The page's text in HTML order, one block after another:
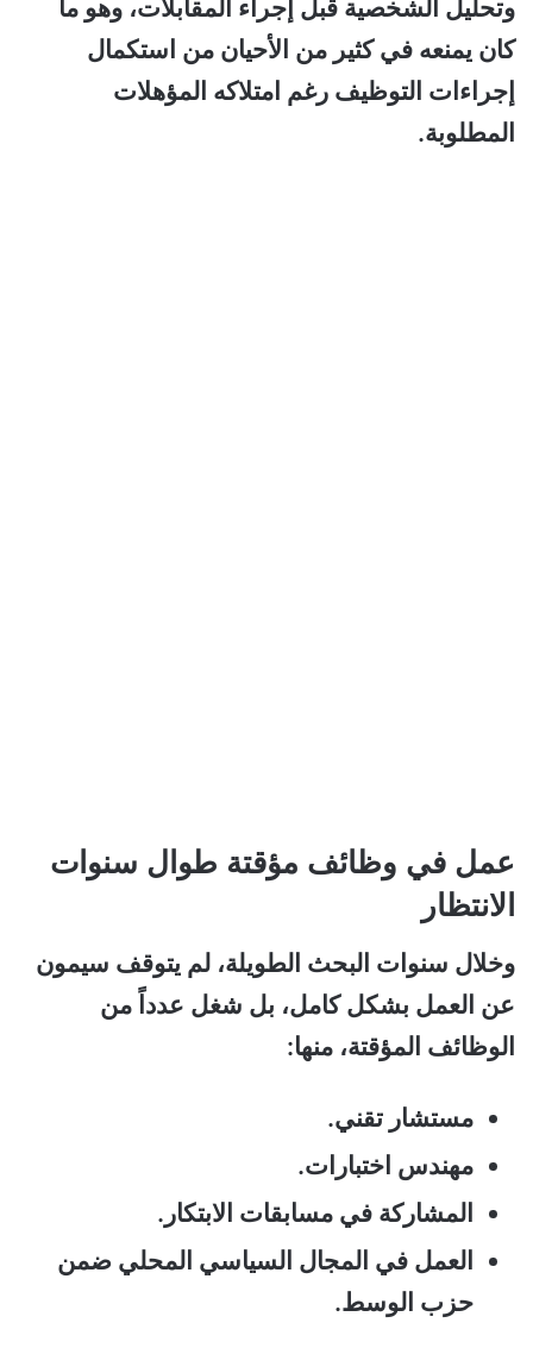
وتحليل الشخصية قبل إجراء المقابلات، وهو ما
كان يمنعه في كثير من الأحيان من استكمال
إجراءات التوظيف رغم امتلاكه المؤهلات
المطلوبة.
عمل في وظائف مؤقتة طوال سنوات
الانتظار
وخلال سنوات البحث الطويلة، لم يتوقف سيمون
عن العمل بشكل كامل، بل شغل عدداً من
الوظائف المؤقتة، منها:
مستشار تقني.
مهندس اختبارات.
المشاركة في مسابقات الابتكار.
العمل في المجال السياسي المحلي ضمن
حزب الوسط.